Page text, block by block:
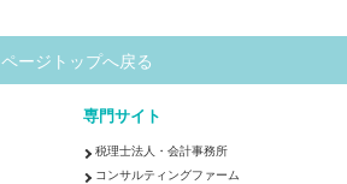
ページトップへ戻る
専門サイト
税理士法人・会計事務所
コンサルティングファーム